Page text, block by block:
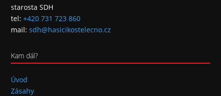
starosta SDH
tel:+420 731 723 860
mail:sdh@hasicikostelecno.cz
Kam dál?
Úvod
Zásahy